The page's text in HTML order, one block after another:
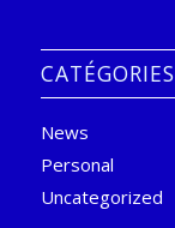
CATÉGORIES
News
Personal
Uncategorized